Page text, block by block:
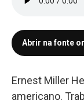
Abrir na fonte
Ernest Miller
americano.